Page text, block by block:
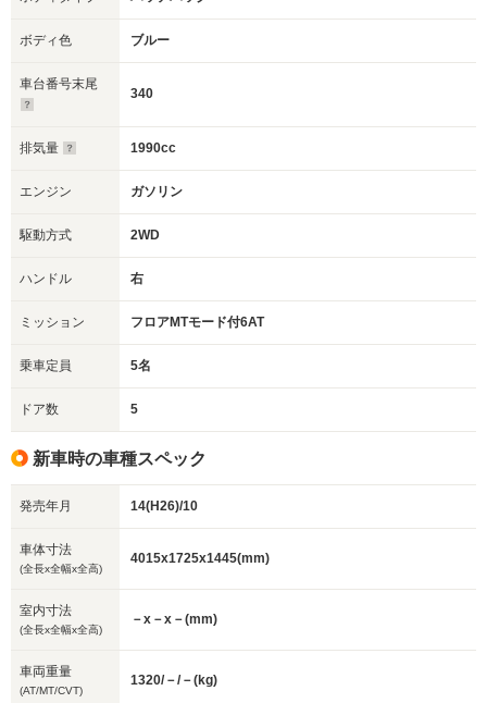
ボディ色 ブルー
車台番号末尾
340
排気量 1990cc
エンジン ガソリン
駆動方式 2WD
ハンドル 右
ミッション フロアMTモード付6AT
乗車定員 5名
ドア数 5
新車時の車種スペック
発売年月 14(H26)/10
車体寸法
(全長x全幅x全高)
4015x1725x1445(mm)
室内寸法
(全長x全幅x全高)
－x－x－(mm)
車両重量
(AT/MT/CVT)
1320/－/－(kg)